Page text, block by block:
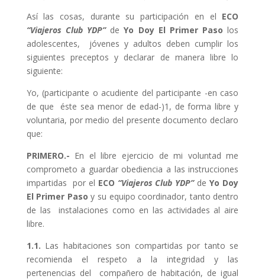
Así las cosas, durante su participación en el ECO
“Viajeros Club YDP” deYo Doy El Primer Pasolos
adolescentes, jóvenes y adultos deben cumplir los
siguientes preceptos y declarar de manera libre lo
siguiente:
Yo, (participante o acudiente del participante -en caso
de que éste sea menor de edad-)1 , de forma libre y
voluntaria, por medio del presente documento declaro
que:
PRIMERO.- En el libre ejercicio de mi voluntad me
comprometo a guardar obediencia a las instrucciones
impartidas por el ECO “Viajeros Club YDP” deYo Doy
El Primer Pasoy su equipo coordinador, tanto dentro
de las instalaciones como en las actividades al aire
libre.
1.1. Las habitaciones son compartidas por tanto se
recomienda el respeto a la integridad y las
pertenencias del compañero de habitación, de igual